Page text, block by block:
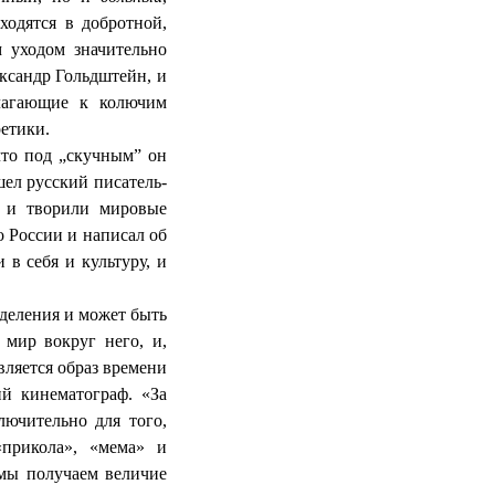
в добротной,
значительно
Гольдштейн, и
к колючим
под „скучным” он
русский писатель-
и творили мировые
России и написал об
себя и культуру, и
и может быть
мир вокруг него, и,
образ времени
кинематограф. «За
для того,
«мема» и
получаем величие